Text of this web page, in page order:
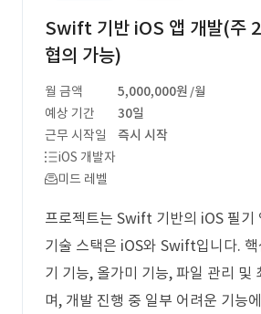
Swift 기반 iOS 앱 개발(주
협의 가능)
월 금액 5,000,000원 /월
예상 기간
30일
근무 시작일
즉시 시작
iOS 개발자
미드 레벨
프로젝트는 Swift 기반의 iOS 필기
기술 스택은 iOS와 Swift입니다. 핵
기 기능, 올가미 기능, 파일 관리 및
며, 개발 진행 중 일부 어려운 기능